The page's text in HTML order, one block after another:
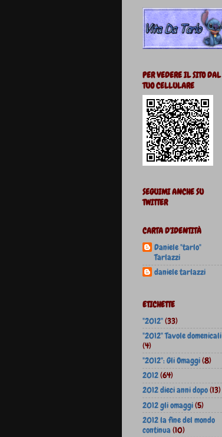
PER VEDERE IL SITO DAL
TUO CELLULARE
SEGUIMI ANCHE SU
TWITTER
CARTA D'IDENTITÀ
Daniele "tarlo"
Tarlazzi
daniele tarlazzi
ETICHETTE
"2012"(33)
"2012" Tavole domenicali
(4)
"2012": Gli Omaggi(8)
2012(64)
2012 dieci anni dopo(13)
2012 gli omaggi(5)
2012 la fine del mondo
continua(10)